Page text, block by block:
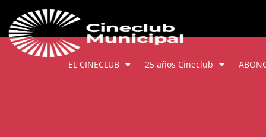
EL CINECLUB 25 años Cineclub